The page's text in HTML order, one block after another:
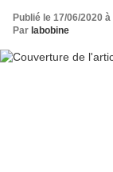
Publié le 17/06/2020
Par labobine